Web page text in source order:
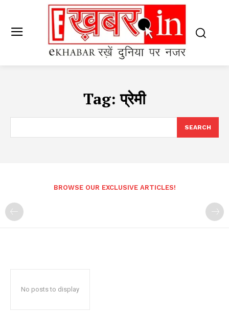
Tag:प्रेमी
SEARCH
BROWSE OUR EXCLUSIVE ARTICLES!
No posts to display